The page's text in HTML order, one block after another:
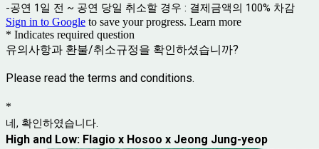
-공연 1일 전 ~ 공연 당일 취소할 경우 : 결제금액의 100% 차감
Sign in to Google to save your progress. Learn more
* Indicates required question
유의사항과 환불/취소규정을 확인하셨습니까?
Please read the terms and conditions.
*
네, 확인하였습니다.
High and Low: Flagio x Hosoo x Jeong Jung-yeop